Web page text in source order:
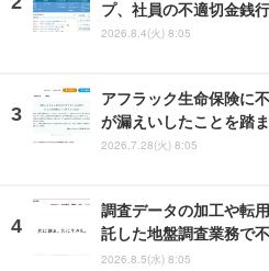
プ、社員の不適切金銭
2026.8.4(火) 8:05
アフラック生命保険に
が漏えいしたことを踏
2026.7.28(火) 8:05
調査データの加工や転
託した地盤調査業務で
2026.8.5(水) 8:05